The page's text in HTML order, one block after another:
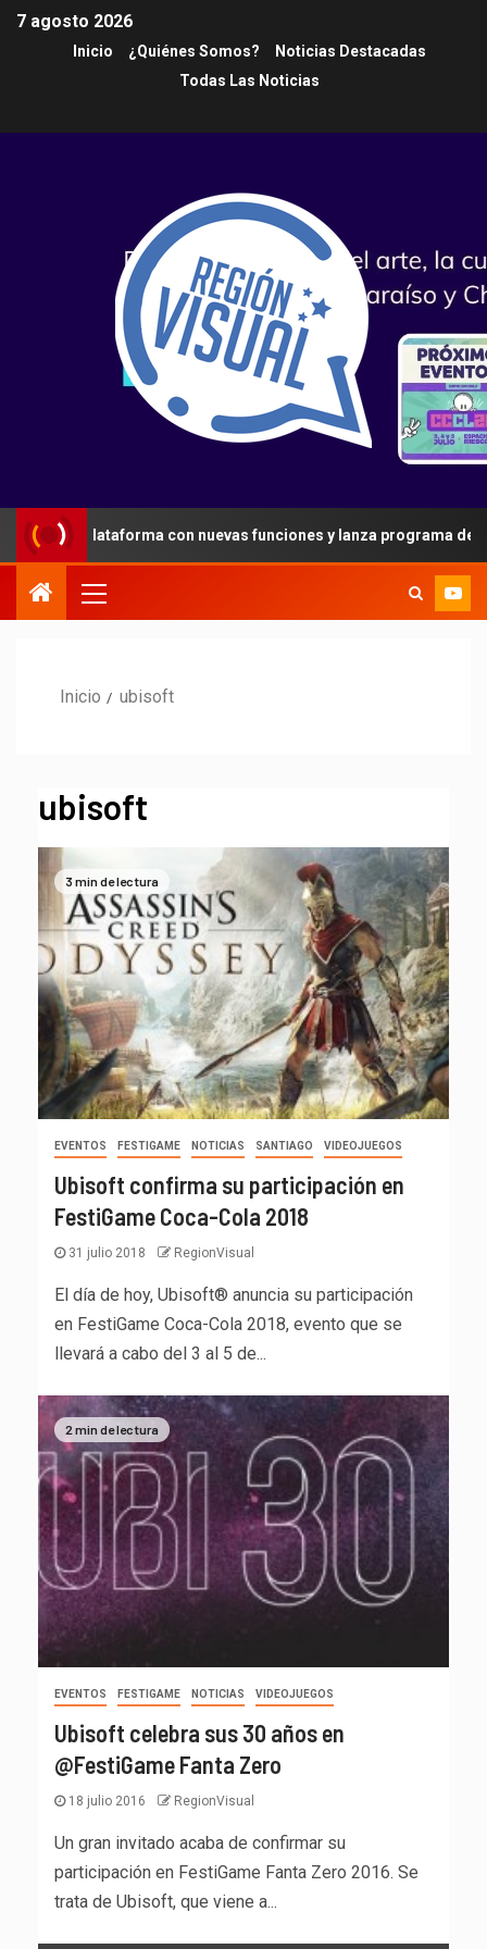
7 agosto 2026
Inicio ¿Quiénes Somos?
Noticias Destacadas
Todas Las Noticias
en su plataforma con nuevas funciones y lanza programa de
Inicio ubisoft
ubisoft
3 min de lectura
EVENTOS FESTIGAME NOTICIAS SANTIAGO VIDEOJUEGOS
Ubisoft confirma su participación en
FestiGame Coca-Cola 2018
31 julio 2018 RegionVisual
El día de hoy, Ubisoft® anuncia su participación
en FestiGame Coca-Cola 2018, evento que se
llevará a cabo del 3 al 5 de...
2 min de lectura
EVENTOS FESTIGAME NOTICIAS VIDEOJUEGOS
Ubisoft celebra sus 30 años en
@FestiGame Fanta Zero
18 julio 2016 RegionVisual
Un gran invitado acaba de confirmar su
participación en FestiGame Fanta Zero 2016. Se
trata de Ubisoft, que viene a...